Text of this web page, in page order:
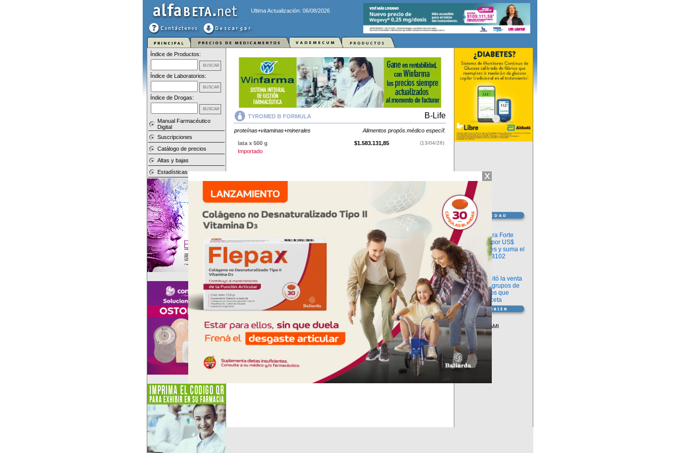
Ultima Actualización: 06/08/2026
Índice de Productos:
Índice de Laboratorios:
Índice de Drogas:
Manual Farmacéutico
Digital
Suscripciones
Catálogo de precios
Altas y bajas
Estadísticas
TYROMED B FORMULA B-Life
proteínas+vitaminas+minerales Alimentos propós.médico específ.
lata x 500 g $1.583.131,85 (13/04/26)
Importado
indica comoAlimentos propós.médico específ. . Es producido por B-Life
cuenta con 1 presentación disponible.
Producto importado.
Explorar más
Otros productos con
proteínas+vitaminas+minerales
Otros productos de B-Life
Información
argenx compra Forte
Biosciences por US$
2.200 millones y suma el
anticuerpo FB102
Información
ANMAT habilitó la venta
libre de diez grupos de
medicamentos que
requerían receta
Vademécum
Descuentos PAMI